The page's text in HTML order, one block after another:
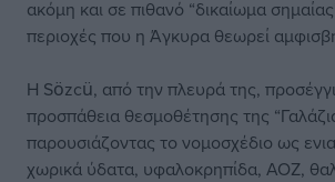
ακόμη και σε πιθανό “δικαίωμα
περιοχές που η Άγκυρα θεωρεί
Η Sözcü, από την πλευρά της,
προσπάθεια θεσμοθέτησης της
παρουσιάζοντας το νομοσχέδιο ως
χωρικά ύδατα, υφαλοκρηπίδα, ΑΟΖ,